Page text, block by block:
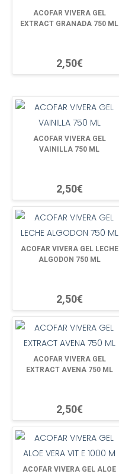
ACOFAR VIVERA GEL
EXTRACT GRANADA 750 ML
2,50€
ACOFAR VIVERA GEL
VAINILLA 750 ML
2,50€
ACOFAR VIVERA GEL LECHE
ALGODON 750 ML
2,50€
ACOFAR VIVERA GEL
EXTRACT AVENA 750 ML
2,50€
ACOFAR VIVERA GEL ALOE